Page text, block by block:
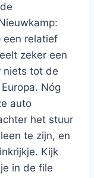
een relatief
zeker een
niets tot de
Nóg
auto
het stuur
te zijn, en
Kijk
in de file